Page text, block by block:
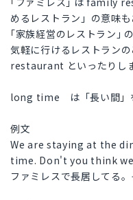
めるレストラン」の意味
｢家族経営のレストラン｣
気軽に行けるレストラン
restaurant といったりしま
long time は「長い間」
例文
We are staying at the
time. Don't you think
ファミレスで長居してる